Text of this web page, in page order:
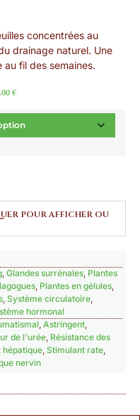
concentrées au
drainage naturel. Une
fil des semaines.
€
POUR AFFICHER OU
, Glandes surrénales, Plantes
, Plantes en gélules,
, Système circulatoire,
hormonal
, Astringent,
de l'urée, Résistance des
hépatique, Stimulant rate,
nervin